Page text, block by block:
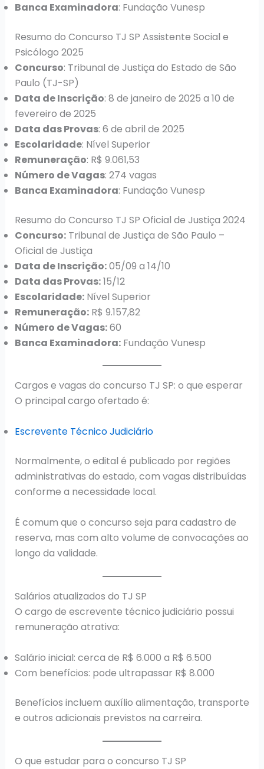
Banca Examinadora: Fundação Vunesp
Resumo do Concurso TJ SP Assistente Social e
Psicólogo 2025
Concurso: Tribunal de Justiça do Estado de São
Paulo (TJ-SP)
Data de Inscrição: 8 de janeiro de 2025 a 10 de
fevereiro de 2025
Data das Provas: 6 de abril de 2025
Escolaridade: Nível Superior
Remuneração: R$ 9.061,53
Número de Vagas: 274 vagas
Banca Examinadora: Fundação Vunesp
Resumo do Concurso TJ SP Oficial de Justiça 2024
Concurso:Tribunal de Justiça de São Paulo –
Oficial de Justiça
Data de Inscrição:05/09 a 14/10
Data das Provas:15/12
Escolaridade:Nível Superior
Remuneração:R$ 9.157,82
Número de Vagas:60
Banca Examinadora:Fundação Vunesp
Cargos e vagas do concurso TJ SP: o que esperar
O principal cargo ofertado é:
Escrevente Técnico Judiciário
Normalmente, o edital é publicado por regiões
administrativas do estado, com vagas distribuídas
conforme a necessidade local.
É comum que o concurso seja para cadastro de
reserva, mas com alto volume de convocações ao
longo da validade.
Salários atualizados do TJ SP
O cargo de escrevente técnico judiciário possui
remuneração atrativa:
Salário inicial: cerca de R$ 6.000 a R$ 6.500
Com benefícios: pode ultrapassar R$ 8.000
Benefícios incluem auxílio alimentação, transporte
e outros adicionais previstos na carreira.
O que estudar para o concurso TJ SP